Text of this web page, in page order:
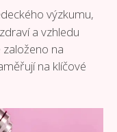
výzkumu,
a vzhledu
na
na klíčové